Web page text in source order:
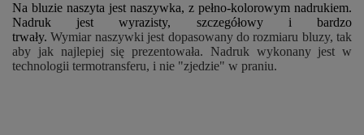
Na bluzie naszyta jest naszywka, z pełno-kolorowym nadrukiem.
Nadruk jest wyrazisty, szczegółowy i bardzo
trwały.Wymiar naszywki jest dopasowany do rozmiaru bluzy, tak
aby jak najlepiej się prezentowała. Nadruk wykonany jest w
technologii termotransferu, i nie "zjedzie" w praniu.